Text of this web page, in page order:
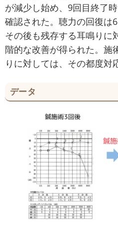
が減少し始め、9回目終了
確認された。聴力の回復は
その後も残存する耳鳴りに
階的な改善が得られた。施
りに対しては、その都度対
データ